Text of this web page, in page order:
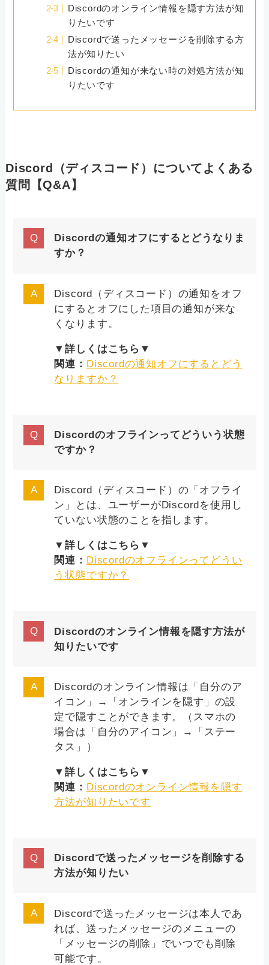
Discordのオンライン情報を隠す方法が知
りたいです
Discordで送ったメッセージを削除する方
法が知りたい
Discordの通知が来ない時の対処方法が知
りたいです
Discord（ディスコード）についてよくある
質問【Q&A】
Discordの通知オフにするとどうなりま
すか？
Discord（ディスコード）の通知をオフ
にするとオフにした項目の通知が来な
くなります。
▼詳しくはこちら▼
関連： Discordの通知オフにするとどう
なりますか？
Discordのオフラインってどういう状態
ですか？
Discord（ディスコード）の「オフライ
ン」とは、ユーザーがDiscordを使用し
ていない状態のことを指します。
▼詳しくはこちら▼
関連： Discordのオフラインってどうい
う状態ですか？
Discordのオンライン情報を隠す方法が
知りたいです
Discordのオンライン情報は「自分のア
イコン」→「オンラインを隠す」の設
定で隠すことができます。（スマホの
場合は「自分のアイコン」→「ステー
タス」）
▼詳しくはこちら▼
関連： Discordのオンライン情報を隠す
方法が知りたいです
Discordで送ったメッセージを削除する
方法が知りたい
Discordで送ったメッセージは本人であ
れば、送ったメッセージのメニューの
「メッセージの削除」でいつでも削除
可能です。